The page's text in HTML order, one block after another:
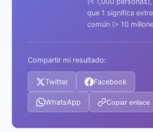
que 1 significa
común (> 10
Compartir mi resultado:
Twitter Facebook
WhatsApp Copiar enlace